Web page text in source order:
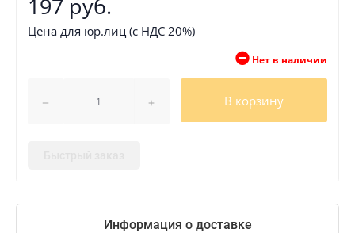
197 руб.
Цена для юр.лиц (с НДС 20%)
Нет в наличии
В корзину
Информация о доставке